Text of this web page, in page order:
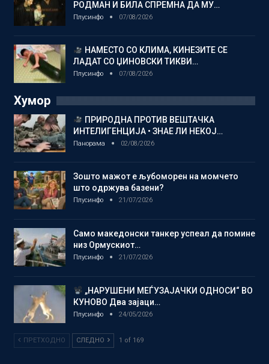
РОДМАН И БИЛА СПРЕМНА ДА МУ…
Плусинфо 07/08/2026
НАМЕСТО СО КЛИМА, КИНЕЗИТЕ СЕ
ЛАДАТ СО ЏИНОВСКИ ТИКВИ…
Плусинфо 07/08/2026
Хумор
ПРИРОДНА ПРОТИВ ВЕШТАЧКА
ИНТЕЛИГЕНЦИЈА • ЗНАЕ ЛИ НЕКОЈ…
Панорама 02/08/2026
Зошто мажот е љубоморен на момчето
што одржува базени?
Плусинфо 21/07/2026
Само македонски танкер успеал да помине
низ Ормускиот…
Плусинфо 21/07/2026
„НАРУШЕНИ МЕЃУЗАЈАЧКИ ОДНОСИ“ ВО
КУНОВО Два зајаци…
Плусинфо 24/05/2026
ПРЕТХОДНО СЛЕДНО 1 of 169